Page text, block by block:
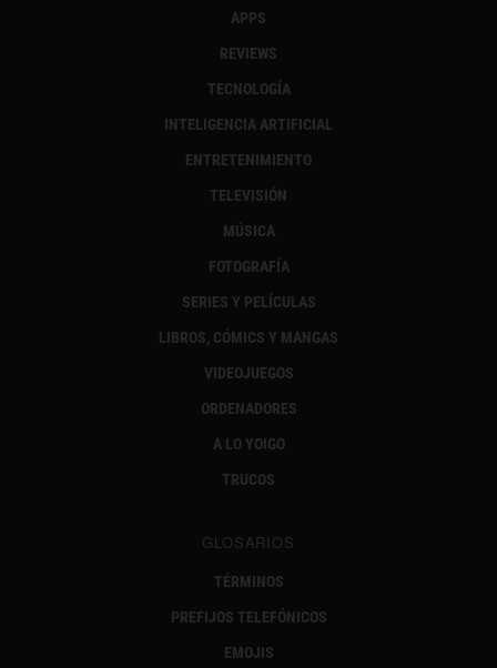
APPS
REVIEWS
TECNOLOGÍA
INTELIGENCIA ARTIFICIAL
ENTRETENIMIENTO
TELEVISIÓN
MÚSICA
FOTOGRAFÍA
SERIES Y PELÍCULAS
LIBROS, CÓMICS Y MANGAS
VIDEOJUEGOS
ORDENADORES
A LO YOIGO
TRUCOS
GLOSARIOS
TÉRMINOS
PREFIJOS TELEFÓNICOS
EMOJIS